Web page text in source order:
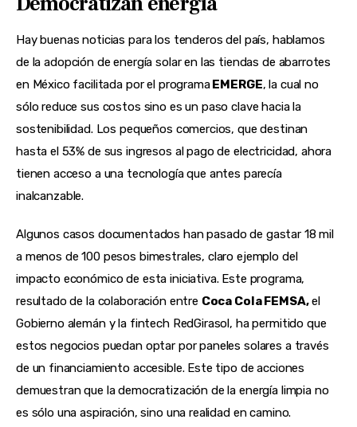
Hay buenas noticias para los tenderos del país, hablamos
de la adopción de energía solar en las tiendas de abarrotes
en México facilitada por el programaEMERGE, la cual no
sólo reduce sus costos sino es un paso clave hacia la
sostenibilidad. Los pequeños comercios, que destinan
hasta el 53% de sus ingresos al pago de electricidad, ahora
tienen acceso a una tecnología que antes parecía
inalcanzable.
Algunos casos documentados han pasado de gastar 18 mil
a menos de 100 pesos bimestrales, claro ejemplo del
impacto económico de esta iniciativa. Este programa,
resultado de la colaboración entre Coca Cola FEMSA,el
Gobierno alemán y la fintech RedGirasol, ha permitido que
estos negocios puedan optar por paneles solares a través
de un financiamiento accesible. Este tipo de acciones
demuestran que la democratización de la energía limpia no
es sólo una aspiración, sino una realidad en camino.